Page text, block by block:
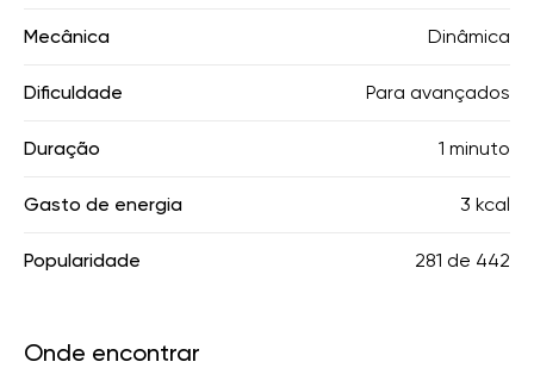
Mecânica Dinâmica
Dificuldade Para avançados
Duração 1 minuto
Gasto de energia 3 kcal
Popularidade 281 de 442
Onde encontrar